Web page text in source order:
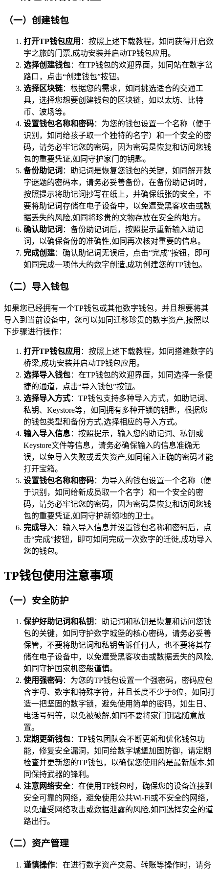
（一）创建钱包
打开TP钱包应用 ：按照上述下载教程，如同获得开启数
字之旅的门票,成功安装并启动TP钱包应用。
选择创建钱包：在TP钱包的欢迎界面，如同站在数字岔
路口，点击“创建钱包”按钮。
选择区块链：根据您的需求，如同挑选适合的交通工
具，选择您想要创建钱包的区块链，如以太坊、比特
币、波场等。
设置钱包名称和密码：为您的钱包设置一个名称（便于
识别，如同给孩子取一个独特的名字）和一个安全的密
码，请务必牢记您的密码，因为密码是恢复和访问您钱
包的重要凭证,如同守护家门的钥匙。
备份助记词 ：助记词是恢复您钱包的关键，如同解开数
字谜题的密码本，请务必妥善备份，在备份助记词时，
按照提示将助记词抄写在纸上，并确保纸张的安全，不
要将助记词存储在电子设备中，以免遭受黑客攻击或数
据丢失的风险,如同将珍贵的文物存放在安全的地方。
确认助记词 ：备份助记词后，按照提示重新输入助记
词，以确保备份的准确性,如同再次核对重要的信息。
完成创建：确认助记词无误后，点击“完成”按钮，即可
如同完成一项伟大的数字创造,成功创建您的TP钱包。
（二）导入钱包
如果您已经拥有一个TP钱包或其他数字钱包，并且想要将其
导入到当前设备中，您可以如同迁移珍贵的数字资产,按照以
下步骤进行操作：
打开TP钱包应用 ：按照上述下载教程，如同搭建数字的
桥梁,成功安装并启动TP钱包应用。
选择导入钱包：在TP钱包的欢迎界面，如同选择一条便
捷的通道，点击“导入钱包”按钮。
选择导入方式：TP钱包支持多种导入方式，如助记词、
私钥、Keystore等，如同拥有多种开锁的钥匙，根据您
的钱包类型和备份方式,选择相应的导入方式。
输入导入信息：按照提示，输入您的助记词、私钥或
Keystore文件等信息，请务必确保输入的信息准确无
误，以免导入失败或丢失资产,如同输入正确的密码才能
打开宝箱。
设置钱包名称和密码：为导入的钱包设置一个名称（便
于识别，如同给新成员取一个名字）和一个安全的密
码，请务必牢记您的密码，因为密码是恢复和访问您钱
包的重要凭证,如同守护新领地的卫士。
完成导入：输入导入信息并设置钱包名称和密码后，点
击“完成”按钮，即可如同完成一次数字的迁徙,成功导入
您的钱包。
TP钱包使用注意事项
（一）安全防护
保护好助记词和私钥 ：助记词和私钥是恢复和访问您钱
包的关键，如同守护数字城堡的核心密码，请务必妥善
保管，不要将助记词和私钥告诉任何人，也不要将其存
储在电子设备中，以免遭受黑客攻击或数据丢失的风险,
如同守护国家机密般谨慎。
使用强密码：为您的TP钱包设置一个强密码，密码应包
含字母、数字和特殊字符，并且长度不少于8位，如同打
造一把坚固的数字锁，避免使用简单的密码，如生日、
电话号码等，以免被破解,如同不要将家门钥匙随意放
置。
定期更新钱包：TP钱包团队会不断更新和优化钱包功
能，修复安全漏洞，如同给数字城堡加固防御，请定期
检查并更新您的TP钱包，以确保您使用的是最新版本,如
同保持武器的锋利。
注意网络安全：在使用TP钱包时，确保您的设备连接到
安全可靠的网络，避免使用公共Wi-Fi或不安全的网络，
以免遭受网络攻击或数据泄露的风险,如同选择安全的道
路出行。
（二）资产管理
谨慎操作：在进行数字资产交易、转账等操作时，请务